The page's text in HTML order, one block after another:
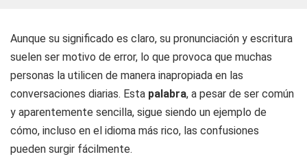
Aunque su significado es claro, su pronunciación y escritura
suelen ser motivo de error, lo que provoca que muchas
personas la utilicen de manera inapropiada en las
conversaciones diarias. Esta palabra, a pesar de ser común
y aparentemente sencilla, sigue siendo un ejemplo de
cómo, incluso en el idioma más rico, las confusiones
pueden surgir fácilmente.